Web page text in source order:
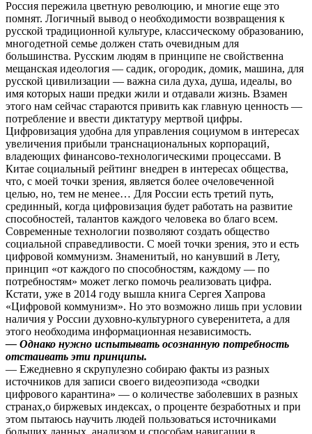
Россия пережила цветную революцию, и многие еще это
помнят. Логичный вывод o необходимости возвращения к
русской традиционной культуре, классическому образованию,
многодетной семье должен стать очевидным для
большинства. Русским людям в принципе не свойственна
мещанская идеология — садик, огородик, домик, машина, для
русской цивилизации — важна сила духа, душа, идеалы, во
имя которых наши предки жили и отдавали жизнь. Взамен
этого нам сейчас стараются привить как главную ценность —
потребление и ввести диктатуру мертвой цифры.
Цифровизация удобна для управления социумом в интересах
увеличения прибыли транснациональных корпораций,
владеющих финансово-технологическими процессами. В
Китае социальный рейтинг внедрен в интересах общества,
что, с моей точки зрения, является более очеловеченной
целью, но, тем не менее… Для России есть третий путь,
срединный, когда цифровизация будет работать на развитие
способностей, талантов каждого человека во благо всем.
Современные технологии позволяют создать общество
социальной справедливости. С моей точки зрения, это и есть
цифровой коммунизм. Знаменитый, но канувший в Лету,
принцип «от каждого по способностям, каждому — по
потребностям» может легко помочь реализовать цифра.
Кстати, уже в 2014 году вышла книга Сергея Хапрова
«Цифровой коммунизм». Но это возможно лишь при условии
наличия у России духовно-культурного суверенитета, а для
этого необходима информационная независимость.
— Однако нужно испытывать осознанную потребность
отстаивать эти принципы.
— Ежедневно я скрупулезно собираю факты из разных
источников для записи своего видеоэпизода «сводки
цифрового карантина» — о количестве заболевших в разных
странах,о биржевых индексах, о проценте безработных и при
этом пытаюсь научить людей пользоваться источниками